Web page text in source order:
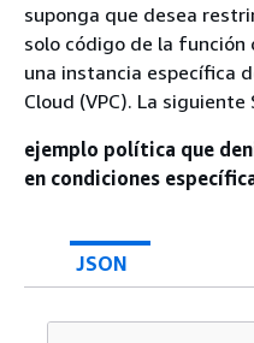
suponga que desea
solo código de la función
una instancia específica
Cloud (VPC). La
ejemplo política que
en condiciones
JSON